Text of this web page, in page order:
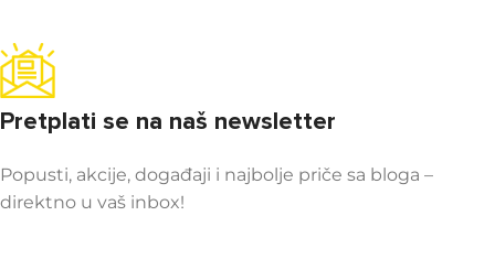
Pretplati se na naš newsletter
Popusti, akcije, događaji i najbolje priče sa bloga –
direktno u vaš inbox!